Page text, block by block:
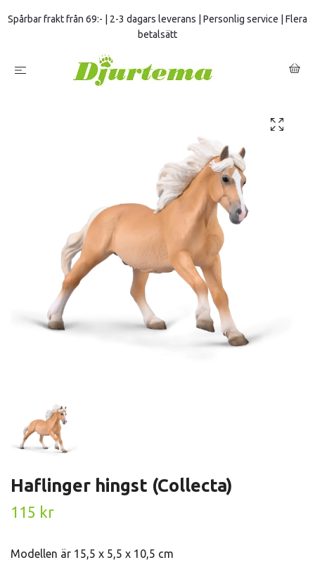
Spårbar frakt från 69:- | 2-3 dagars leverans | Personlig service | Flera
betalsätt
Haflinger hingst (Collecta)
115 kr
Modellen är 15,5 x 5,5 x 10,5 cm